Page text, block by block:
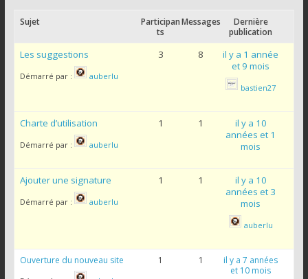
Duty
Sujet
Participan
ts
Messages
Dernière
publication
Les suggestions
Démarré par : auberlu
3 8
il y a 1 année
et 9 mois
bastien27
Charte d’utilisation
Démarré par : auberlu
1 1
il y a 10
années et 1
mois
Ajouter une signature
Démarré par : auberlu
1 1
il y a 10
années et 3
mois
auberlu
Ouverture du nouveau site 1 1
il y a 7 années
et 10 mois